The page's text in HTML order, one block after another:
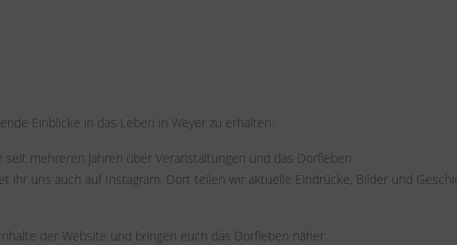
Einblicke in das Leben in Weyer zu erhalten.
mehreren Jahren über Veranstaltungen und das Dorfleben.
ihr uns auch auf Instagram. Dort teilen wir aktuelle Eindrücke, Bilder und
der Website und bringen euch das Dorfleben näher.